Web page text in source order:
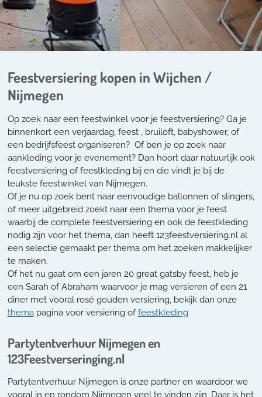
Feestversiering kopen in Wijchen /
Nijmegen
Op zoek naar een feestwinkel voor je feestversiering? Ga je
binnenkort een verjaardag, feest , bruiloft, babyshower, of
een bedrijfsfeest organiseren? Of ben je op zoek naar
aankleding voor je evenement? Dan hoort daar natuurlijk ook
feestversiering of feestkleding bij en die vindt je bij de
leukste feestwinkel van Nijmegen.
Of je nu op zoek bent naar eenvoudige ballonnen of slingers,
of meer uitgebreid zoekt naar een thema voor je feest
waarbij de complete feestversiering en ook de feestkleding
nodig zijn voor het thema, dan heeft 123feestversiering.nl al
een selectie gemaakt per thema om het zoeken makkelijker
te maken.
Of het nu gaat om een jaren 20 great gatsby feest, heb je
een Sarah of Abraham waarvoor je mag versieren of een 21
diner met vooral rosé gouden versiering, bekijk dan onze
themapagina voor versiering offeestkleding
Partytentverhuur Nijmegen en
123Feestverseringing.nl
Partytentverhuur Nijmegen is onze partner en waardoor we
vooral in en rondom Nijmegen veel te vinden zijn. Daar is het